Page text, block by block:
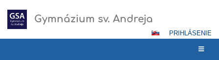
Gymnázium sv. Andreja
PRIHLÁSENIE